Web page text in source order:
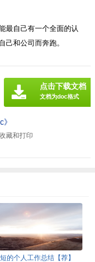
最自己有一个全面的认
己和公司而奔跑。
藏和打印
点击下载文档
文档为doc格式
的个人工作总结【荐】